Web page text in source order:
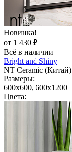
Новинка!
от 1 430 ₽
Всё в наличии
Bright and Shiny
NT Ceramic (Китай)
Размеры:
600x600, 600x1200
Цвета: